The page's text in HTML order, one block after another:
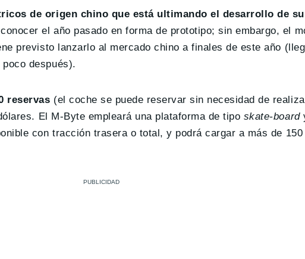
de origen chino que está ultimando el desarrollo de
el año pasado en forma de prototipo; sin embargo, el
previsto lanzarlo al mercado chino a finales de este año
después).
reservas (el coche se puede reservar sin necesidad de
El M-Byte empleará una plataforma de tipo skate-board
con tracción trasera o total, y podrá cargar a más de